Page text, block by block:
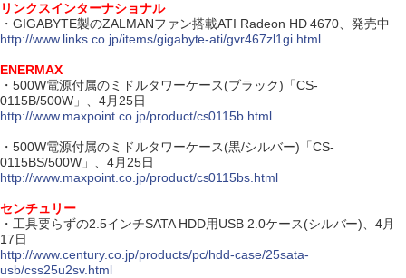
リンクスインターナショナル
・GIGABYTE製のZALMANファン搭載ATI Radeon HD 4670、発売中
http://www.links.co.jp/items/gigabyte-ati/gvr467zl1gi.html
ENERMAX
・500W電源付属のミドルタワーケース(ブラック)「CS-
0115B/500W」、4月25日
http://www.maxpoint.co.jp/product/cs0115b.html
・500W電源付属のミドルタワーケース(黒/シルバー)「CS-
0115BS/500W」、4月25日
http://www.maxpoint.co.jp/product/cs0115bs.html
センチュリー
・工具要らずの2.5インチSATA HDD用USB 2.0ケース(シルバー)、4月
17日
http://www.century.co.jp/products/pc/hdd-case/25sata-
usb/css25u2sv.html